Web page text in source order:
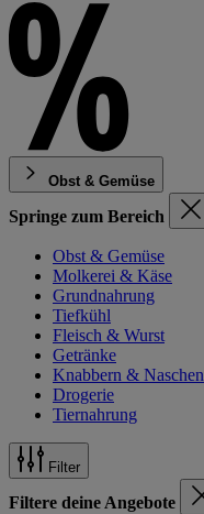
Obst & Gemüse
Springe zum Bereich
Obst & Gemüse
Molkerei & Käse
Grundnahrung
Tiefkühl
Fleisch & Wurst
Getränke
Knabbern & Naschen
Drogerie
Tiernahrung
Filter
Filtere deine Angebote